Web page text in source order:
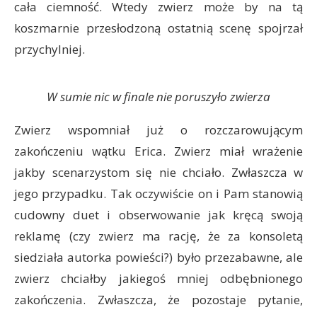
cała ciemność. Wtedy zwierz może by na tą
koszmarnie przesłodzoną ostatnią scenę spojrzał
przychylniej.
W sumie nic w finale nie poruszyło zwierza
Zwierz wspomniał już o rozczarowującym
zakończeniu wątku Erica. Zwierz miał wrażenie
jakby scenarzystom się nie chciało. Zwłaszcza w
jego przypadku. Tak oczywiście on i Pam stanowią
cudowny duet i obserwowanie jak kręcą swoją
reklamę (czy zwierz ma rację, że za konsoletą
siedziała autorka powieści?) było przezabawne, ale
zwierz chciałby jakiegoś mniej odbębnionego
zakończenia. Zwłaszcza, że pozostaje pytanie,